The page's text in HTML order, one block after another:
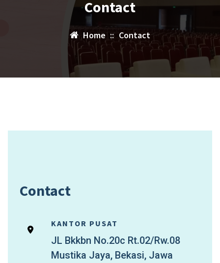
Contact
Home :: Contact
Contact
KANTOR PUSAT
JL Bkkbn No.20c Rt.02/Rw.08
Mustika Jaya, Bekasi, Jawa